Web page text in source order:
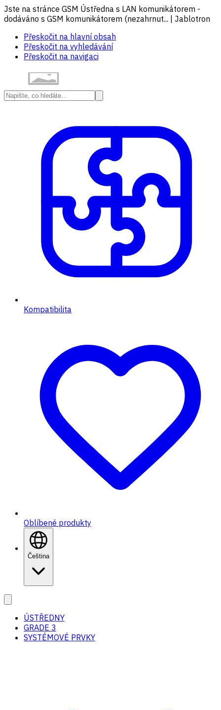
Jste na stránce GSM Ústředna s LAN komunikátorem -
dodáváno s GSM komunikátorem (nezahrnut... | Jablotron
Přeskočit na hlavní obsah
Přeskočit na vyhledávání
Přeskočit na navigaci
Kompatibilita
Oblíbené produkty
Čeština
ÚSTŘEDNY
GRADE 3
SYSTÉMOVÉ PRVKY